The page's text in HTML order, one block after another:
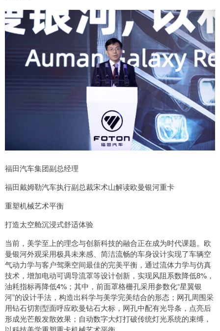
福田汽车集团副总经理
福田戴姆勒汽车执行副总裁宋术山解读欧曼银河重卡
重塑机械艺术平衡
打造太空舱沉浸式舒适体验
当前，美学至上的理念与创新科技的融合正在成为时代课题。欧
曼银河外观采用极具未来感、简洁流畅的车身设计实现了车辆空
气动力学与客户驾乘空间最佳的完美平衡，通过流体力学与仿真
技术，增加电动可调导流罩等设计创新，实现风阻系数降低8%，
油耗指标再降低4%；其中，前面罩格栅孔采用参数化“星翼银
河”的设计手法，构造出科学与美学完美结合的形态；网孔周围采
用钻石切割型面呼应欧曼钻石大标，网孔中配有光导条，点亮后
形成光芒般发散效果；自动数字大灯打破传统灯光系统的束缚，